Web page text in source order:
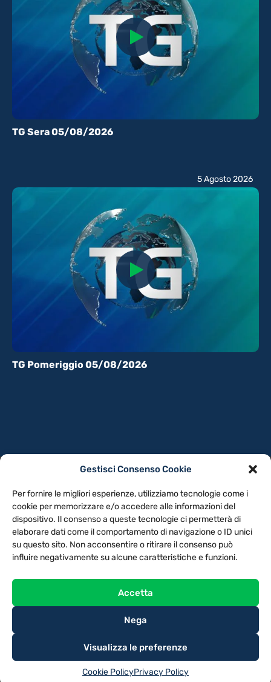
Gestisci Consenso Cookie
Per fornire le migliori esperienze, utilizziamo tecnologie come i
cookie per memorizzare e/o accedere alle informazioni del
dispositivo. Il consenso a queste tecnologie ci permetterà di
elaborare dati come il comportamento di navigazione o ID unici
su questo sito. Non acconsentire o ritirare il consenso può
influire negativamente su alcune caratteristiche e funzioni.
Accetta
Nega
Visualizza le preferenze
Cookie PolicyPrivacy Policy
TG Sera 05/08/2026
TG Pomeriggio 05/08/2026
5 Agosto 2026
NOTE LEGALI
CONTATTACI PREFERENZE
TV LIBERA S.P.A.
Via Monteleonese 95/21 – 51100 Pistoia (PT)
Tel. 0573.9136 / Fax 0573.913615